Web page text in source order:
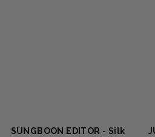
SUNGBOON EDITOR - Silk